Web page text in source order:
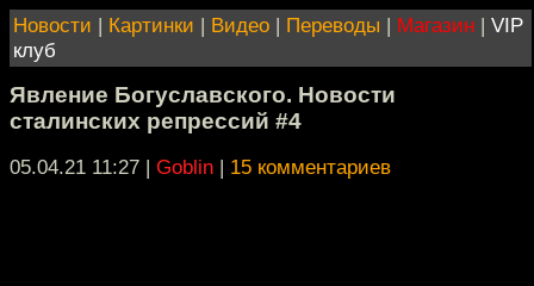
Новости | Картинки | Видео | Переводы | Магазин | VIP
клуб
Явление Богуславского. Новости
сталинских репрессий #4
05.04.21 11:27 | Goblin | 15 комментариев